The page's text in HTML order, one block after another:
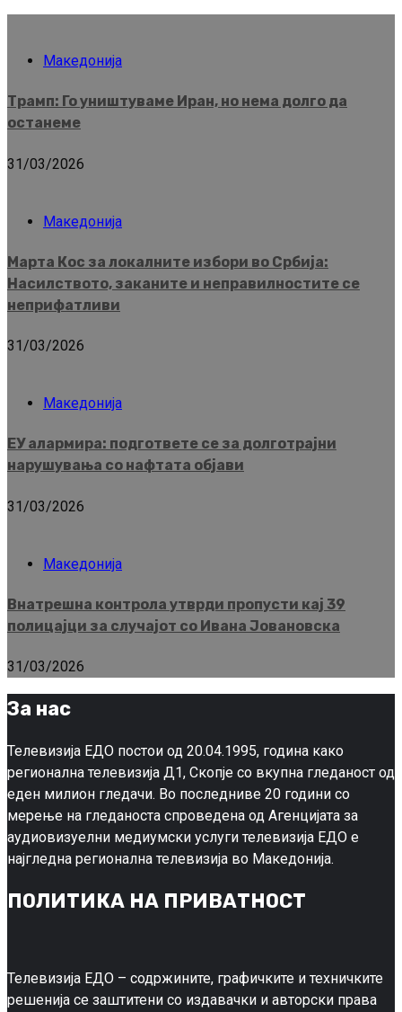
Македонија
Трамп: Го уништуваме Иран, но нема долго да
останеме
31/03/2026
Македонија
Марта Кос за локалните избори во Србија:
Насилството, заканите и неправилностите се
неприфатливи
31/03/2026
Македонија
ЕУ алармира: подгответе се за долготрајни
нарушувања со нафтата објави
31/03/2026
Македонија
Внатрешна контрола утврди пропусти кај 39
полицајци за случајот со Ивана Јовановска
31/03/2026
За нас
Телевизија ЕДО постои од 20.04.1995, година како
регионална телевизија Д1, Скопје со вкупна гледаност од
еден милион гледачи. Во последниве 20 години со
мерење на гледаноста спроведена од Агенцијата за
аудиовизуелни медиумски услуги телевизија ЕДО е
најгледна регионална телевизија во Македонија.
ПОЛИТИКА НА ПРИВАТНОСТ
Телевизија ЕДО – содржините, графичките и техничките
решенија се заштитени со издавачки и авторски права